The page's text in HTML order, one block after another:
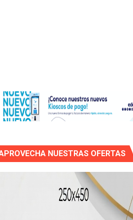
entre EEUU e Irán, tras la
NUESTRAS OFERTAS